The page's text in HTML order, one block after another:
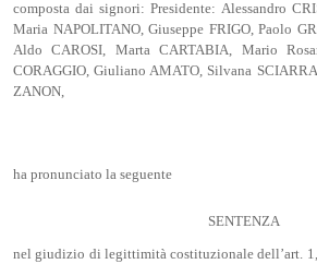
composta dai signori: Presidente: Alessandro
Maria NAPOLITANO, Giuseppe FRIGO, Paolo
Aldo CAROSI, Marta CARTABIA, Mario
CORAGGIO, Giuliano AMATO, Silvana
ZANON,
ha pronunciato la seguente
SENTENZA
nel giudizio di legittimità costituzionale dell’art.